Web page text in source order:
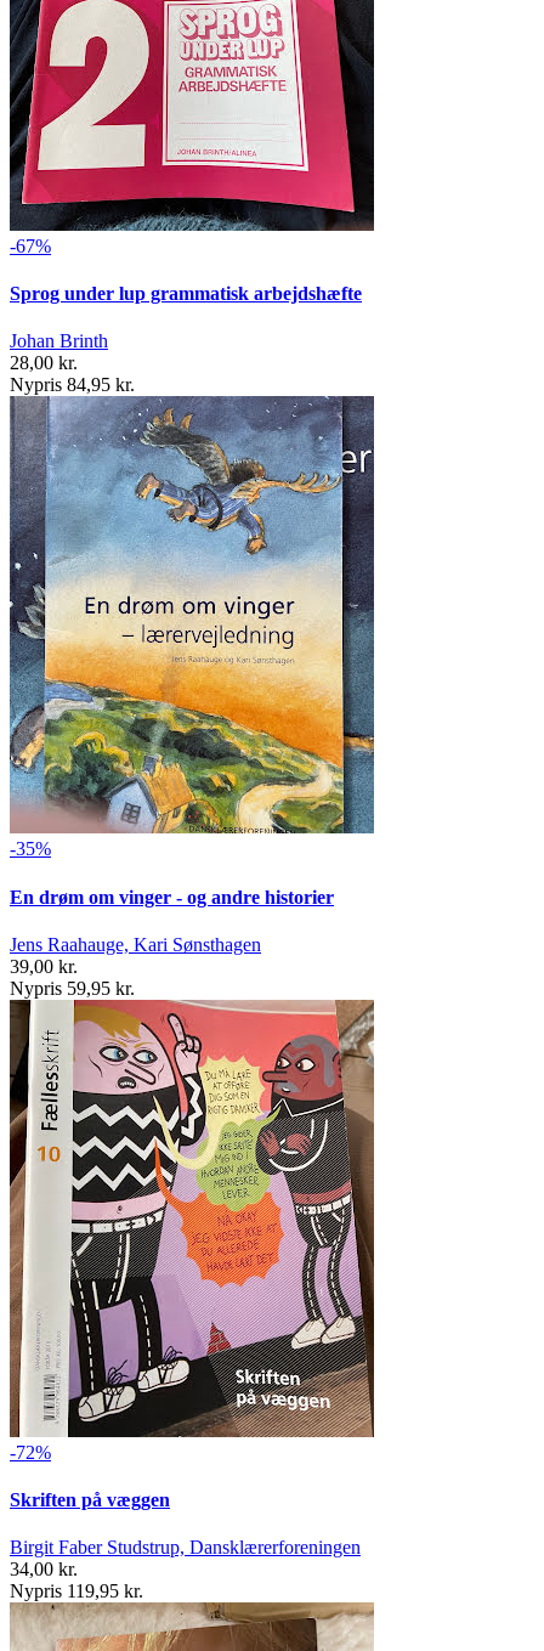
-67%
Sprog under lup grammatisk arbejdshæfte
Johan Brinth
28,00 kr.
Nypris 84,95 kr.
-35%
En drøm om vinger - og andre historier
Jens Raahauge, Kari Sønsthagen
39,00 kr.
Nypris 59,95 kr.
-72%
Skriften på væggen
Birgit Faber Studstrup, Dansklærerforeningen
34,00 kr.
Nypris 119,95 kr.